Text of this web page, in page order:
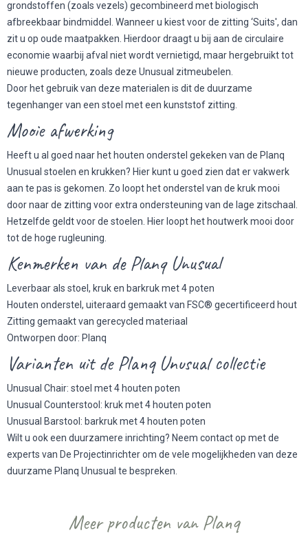
grondstoffen (zoals vezels) gecombineerd met biologisch
afbreekbaar bindmiddel. Wanneer u kiest voor de zitting ‘Suits', dan
zit u op oude maatpakken. Hierdoor draagt u bij aan de circulaire
economie waarbij afval niet wordt vernietigd, maar hergebruikt tot
nieuwe producten, zoals deze Unusual zitmeubelen.
Door het gebruik van deze materialen is dit de duurzame
tegenhanger van een stoel met een kunststof zitting.
Mooie afwerking
Heeft u al goed naar het houten onderstel gekeken van de Planq
Unusual stoelen en krukken? Hier kunt u goed zien dat er vakwerk
aan te pas is gekomen. Zo loopt het onderstel van de kruk mooi
door naar de zitting voor extra ondersteuning van de lage zitschaal.
Hetzelfde geldt voor de stoelen. Hier loopt het houtwerk mooi door
tot de hoge rugleuning.
Kenmerken van de Planq Unusual
Leverbaar als stoel, kruk en barkruk met 4 poten
Houten onderstel, uiteraard gemaakt van FSC® gecertificeerd hout
Zitting gemaakt van gerecycled materiaal
Ontworpen door: Planq
Varianten uit de Planq Unusual collectie
Unusual Chair: stoel met 4 houten poten
Unusual Counterstool: kruk met 4 houten poten
Unusual Barstool: barkruk met 4 houten poten
Wilt u ook een duurzamere inrichting? Neem contact op met de
experts van De Projectinrichter om de vele mogelijkheden van deze
duurzame Planq Unusual te bespreken.
Meer producten van Planq